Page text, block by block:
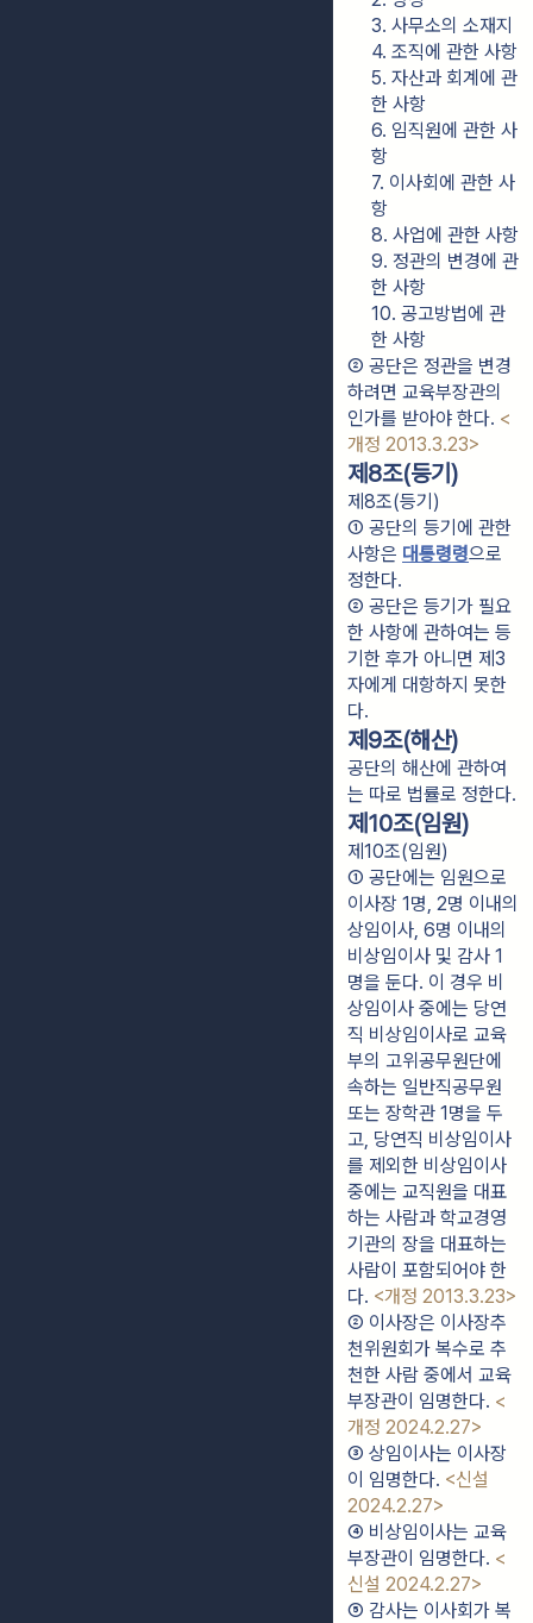
3. 사무소의 소재지
4. 조직에 관한 사항
5. 자산과 회계에 관
한 사항
6. 임직원에 관한 사
항
7. 이사회에 관한 사
항
8. 사업에 관한 사항
9. 정관의 변경에 관
한 사항
10. 공고방법에 관
한 사항
② 공단은 정관을 변경
하려면 교육부장관의
인가를 받아야 한다. <
개정 2013.3.23>
제8조(등기)
제8조(등기)
① 공단의 등기에 관한
사항은 대통령령으로
정한다.
② 공단은 등기가 필요
한 사항에 관하여는 등
기한 후가 아니면 제3
자에게 대항하지 못한
다.
제9조(해산)
공단의 해산에 관하여
는 따로 법률로 정한다.
제10조(임원)
제10조(임원)
① 공단에는 임원으로
이사장 1명, 2명 이내의
상임이사, 6명 이내의
비상임이사 및 감사 1
명을 둔다. 이 경우 비
상임이사 중에는 당연
직 비상임이사로 교육
부의 고위공무원단에
속하는 일반직공무원
또는 장학관 1명을 두
고, 당연직 비상임이사
를 제외한 비상임이사
중에는 교직원을 대표
하는 사람과 학교경영
기관의 장을 대표하는
사람이 포함되어야 한
다. <개정 2013.3.23>
② 이사장은 이사장추
천위원회가 복수로 추
천한 사람 중에서 교육
부장관이 임명한다. <
개정 2024.2.27>
③ 상임이사는 이사장
이 임명한다. <신설
2024.2.27>
④ 비상임이사는 교육
부장관이 임명한다. <
신설 2024.2.27>
⑤ 감사는 이사회가 복